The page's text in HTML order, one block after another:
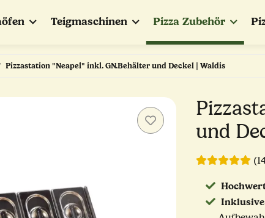
Teigmaschinen Pizza Zubehör
Pizzastation "Neapel" inkl. GN.Behälter und Deckel | Waldis
und
Inklusive